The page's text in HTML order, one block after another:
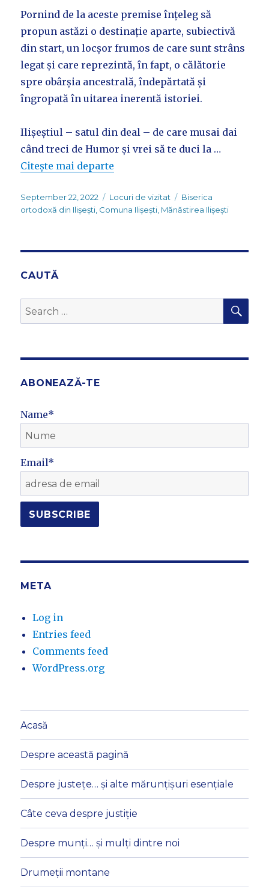
Pornind de la aceste premise înțeleg să
propun astăzi o destinație aparte, subiectivă
din start, un locșor frumos de care sunt strâns
legat și care reprezintă, în fapt, o călătorie
spre obârșia ancestrală, îndepărtată și
îngropată în uitarea inerentă istoriei.
Ilișeștiul – satul din deal – de care musai dai
când treci de Humor și vrei să te duci la …
Citește mai departe
Posted
on
September 22, 2022 Categories
Locuri de vizitat Tags
Biserica
ortodoxă din Ilișești Comuna Ilișești Mănăstirea Ilișești
CAUTĂ
Search
for:
ABONEAZĂ-TE
Name*
Email*
META
Log in
Entries feed
Comments feed
WordPress.org
Acasă
Despre această pagină
Despre justețe… și alte mărunțișuri esențiale
Câte ceva despre justiție
Despre munți… și mulți dintre noi
Drumeții montane